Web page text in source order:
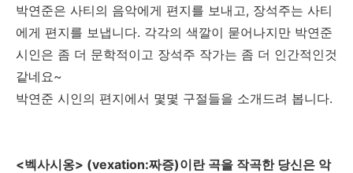
박연준은 사티의 음악에게 편지를 보내고, 장석주는 사티
에게 편지를 보냅니다. 각각의 색깔이 묻어나지만 박연준
시인은 좀 더 문학적이고 장석주 작가는 좀 더 인간적인것
같네요~
박연준 시인의 편지에서 몇몇 구절들을 소개드려 봅니다.
<벡사시옹> (vexation:짜증)이란 곡을 작곡한 당신은 악